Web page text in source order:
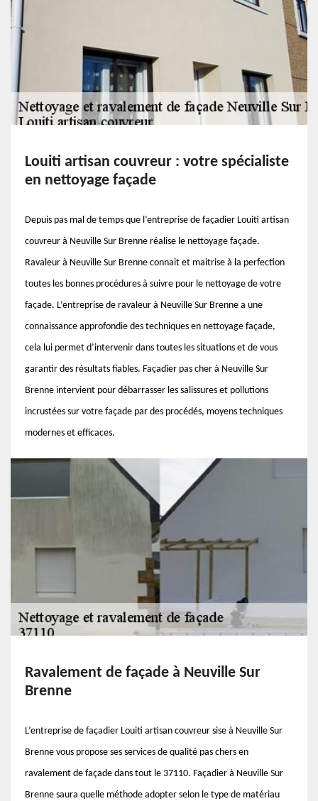
Louiti artisan couvreur : votre spécialiste
en nettoyage façade
Depuis pas mal de temps que l’entreprise de façadier Louiti artisan
couvreur à Neuville Sur Brenne réalise le nettoyage façade.
Ravaleur à Neuville Sur Brenne connait et maitrise à la perfection
toutes les bonnes procédures à suivre pour le nettoyage de votre
façade. L’entreprise de ravaleur à Neuville Sur Brenne a une
connaissance approfondie des techniques en nettoyage façade,
cela lui permet d’intervenir dans toutes les situations et de vous
garantir des résultats fiables. Façadier pas cher à Neuville Sur
Brenne intervient pour débarrasser les salissures et pollutions
incrustées sur votre façade par des procédés, moyens techniques
modernes et efficaces.
Ravalement de façade à Neuville Sur
Brenne
L’entreprise de façadier Louiti artisan couvreur sise à Neuville Sur
Brenne vous propose ses services de qualité pas chers en
ravalement de façade dans tout le 37110. Façadier à Neuville Sur
Brenne saura quelle méthode adopter selon le type de matériau